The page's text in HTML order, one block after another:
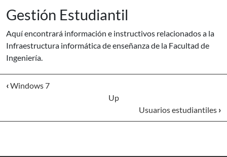
Gestión Estudiantil
Aquí encontrará información e instructivos relacionados a la
Infraestructura informática de enseñanza de la Facultad de
Ingeniería.
‹Windows 7
Up
Usuarios estudiantiles ›